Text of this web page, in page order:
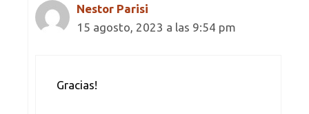
Nestor Parisi
15 agosto, 2023 a las 9:54 pm
Gracias!